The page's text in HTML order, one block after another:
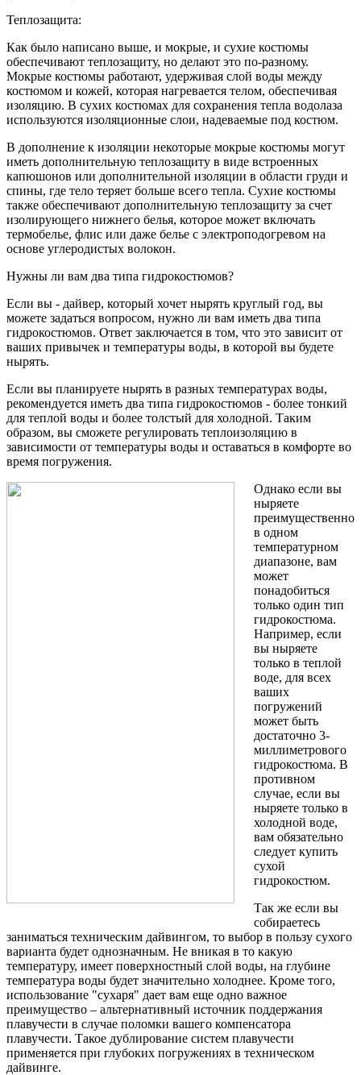
Теплозащита:
Как было написано выше, и мокрые, и сухие костюмы
обеспечивают теплозащиту, но делают это по-разному.
Мокрые костюмы работают, удерживая слой воды между
костюмом и кожей, которая нагревается телом, обеспечивая
изоляцию. В сухих костюмах для сохранения тепла водолаза
используются изоляционные слои, надеваемые под костюм.
В дополнение к изоляции некоторые мокрые костюмы могут
иметь дополнительную теплозащиту в виде встроенных
капюшонов или дополнительной изоляции в области груди и
спины, где тело теряет больше всего тепла. Сухие костюмы
также обеспечивают дополнительную теплозащиту за счет
изолирующего нижнего белья, которое может включать
термобелье, флис или даже белье с электроподогревом на
основе углеродистых волокон.
Нужны ли вам два типа гидрокостюмов?
Если вы - дайвер, который хочет нырять круглый год, вы
можете задаться вопросом, нужно ли вам иметь два типа
гидрокостюмов. Ответ заключается в том, что это зависит от
ваших привычек и температуры воды, в которой вы будете
нырять.
Если вы планируете нырять в разных температурах воды,
рекомендуется иметь два типа гидрокостюмов - более тонкий
для теплой воды и более толстый для холодной. Таким
образом, вы сможете регулировать теплоизоляцию в
зависимости от температуры воды и оставаться в комфорте во
время погружения.
Однако если вы
ныряете
преимущественно
в одном
температурном
диапазоне, вам
может
понадобиться
только один тип
гидрокостюма.
Например, если
вы ныряете
только в теплой
воде, для всех
ваших
погружений
может быть
достаточно 3-
миллиметрового
гидрокостюма. В
противном
случае, если вы
ныряете только в
холодной воде,
вам обязательно
следует купить
сухой
гидрокостюм.
Так же если вы
собираетесь
заниматься техническим дайвингом, то выбор в пользу сухого
варианта будет однозначным. Не вникая в то какую
температуру, имеет поверхностный слой воды, на глубине
температура воды будет значительно холоднее. Кроме того,
использование "сухаря" дает вам еще одно важное
преимущество – альтернативный источник поддержания
плавучести в случае поломки вашего компенсатора
плавучести. Такое дублирование систем плавучести
применяется при глубоких погружениях в техническом
дайвинге.